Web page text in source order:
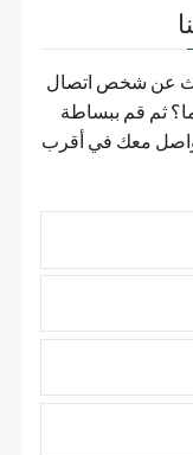
عن شخص اتصال
ثم قم ببساطة
معك في أقرب